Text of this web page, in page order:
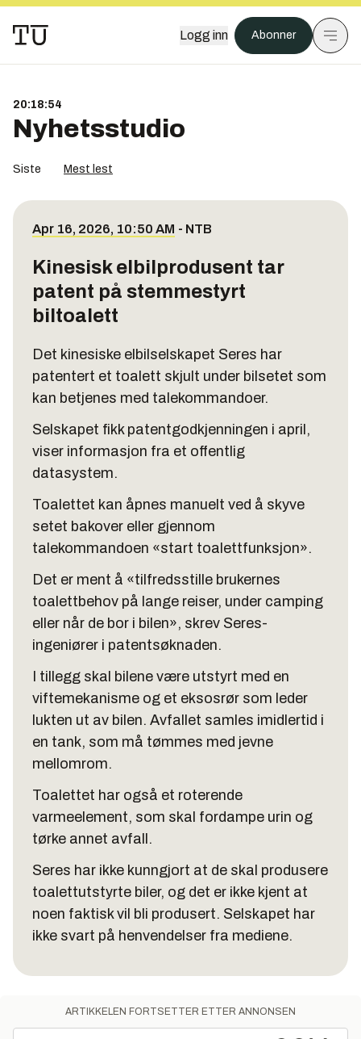
Logg inn Abonner
20:18:54
Nyhetsstudio
Siste Mest lest
Apr 16, 2026, 10:50 AM - NTB
Kinesisk elbilprodusent tar
patent på stemmestyrt
biltoalett
Det kinesiske elbilselskapet Seres har
patentert et toalett skjult under bilsetet som
kan betjenes med talekommandoer.
Selskapet fikk patentgodkjenningen i april,
viser informasjon fra et offentlig
datasystem.
Toalettet kan åpnes manuelt ved å skyve
setet bakover eller gjennom
talekommandoen «start toalettfunksjon».
Det er ment å «tilfredsstille brukernes
toalettbehov på lange reiser, under camping
eller når de bor i bilen», skrev Seres-
ingeniører i patentsøknaden.
I tillegg skal bilene være utstyrt med en
viftemekanisme og et eksosrør som leder
lukten ut av bilen. Avfallet samles imidlertid i
en tank, som må tømmes med jevne
mellomrom.
Toalettet har også et roterende
varmeelement, som skal fordampe urin og
tørke annet avfall.
Seres har ikke kunngjort at de skal produsere
toalettutstyrte biler, og det er ikke kjent at
noen faktisk vil bli produsert. Selskapet har
ikke svart på henvendelser fra mediene.
ARTIKKELEN FORTSETTER ETTER ANNONSEN